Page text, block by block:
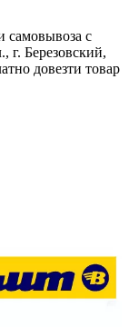
самовывоза с
г. Березовский,
довезти товар